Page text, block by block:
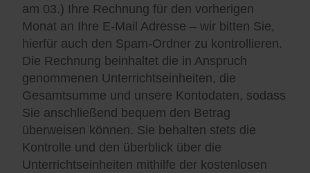
am 03.) Ihre Rechnung für den vorherigen
Monat an Ihre E-Mail Adresse – wir bitten Sie,
hierfür auch den Spam-Ordner zu kontrollieren.
Die Rechnung beinhaltet die in Anspruch
genommenen Unterrichtseinheiten, die
Gesamtsumme und unsere Kontodaten, sodass
Sie anschließend bequem den Betrag
überweisen können. Sie behalten stets die
Kontrolle und den überblick über die
Unterrichtseinheiten mithilfe der kostenlosen